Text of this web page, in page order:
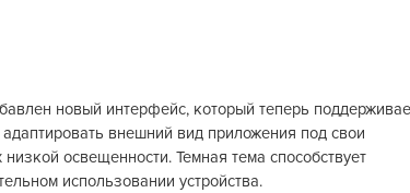
новый интерфейс, который теперь
внешний вид приложения под свои
освещенности. Темная тема способствует
использовании устройства.